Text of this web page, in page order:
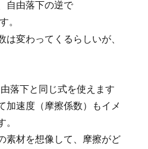
自由落下の逆で
。
は変わってくるらしいが、
落下と同じ式を使えます
加速度（摩擦係数）もイメ
素材を想像して、摩擦がど